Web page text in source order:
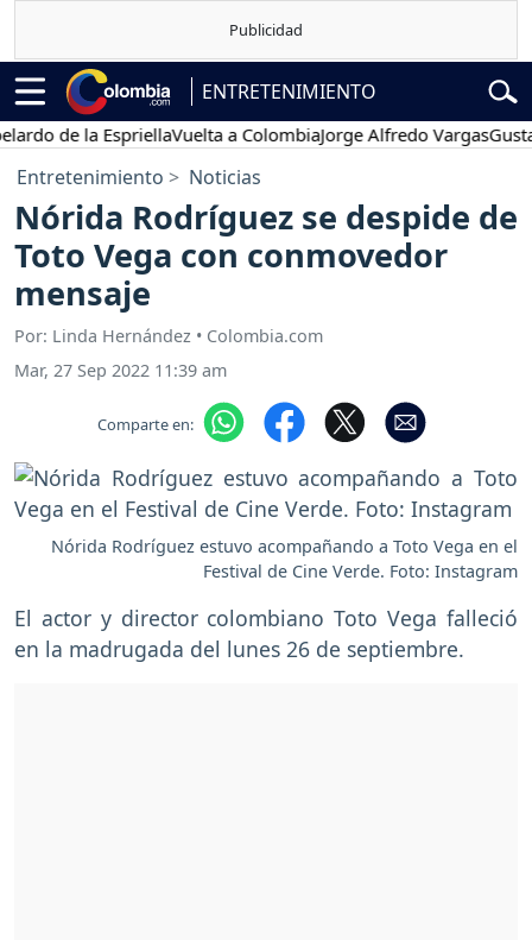
ENTRETENIMIENTO
de la EspriellaVuelta a ColombiaJorge Alfredo VargasGustavo
Entretenimiento Noticias
Nórida Rodríguez se despide de
Toto Vega con conmovedor
mensaje
Por: Linda Hernández • Colombia.com
Mar, 27 Sep 2022 11:39 am
Comparte en:
Nórida Rodríguez estuvo acompañando a Toto Vega en el
Festival de Cine Verde. Foto: Instagram
El actor y director colombiano Toto Vega falleció
en la madrugada del lunes 26 de septiembre.